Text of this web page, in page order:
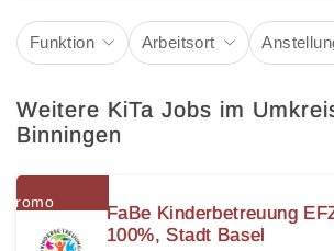
Funktion Arbeitsort
Weitere KiTa Jobs im
Binningen
FaBe Kinderbetreuung
100%, Stadt Basel